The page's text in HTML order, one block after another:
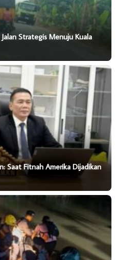
Strategis Menuju Kuala
Saat Fitnah Amerika Dijadikan